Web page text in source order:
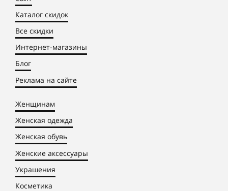
Каталог скидок
Все скидки
Интернет-магазины
Блог
Реклама на сайте
Женщинам
Женская одежда
Женская обувь
Женские аксессуары
Украшения
Косметика